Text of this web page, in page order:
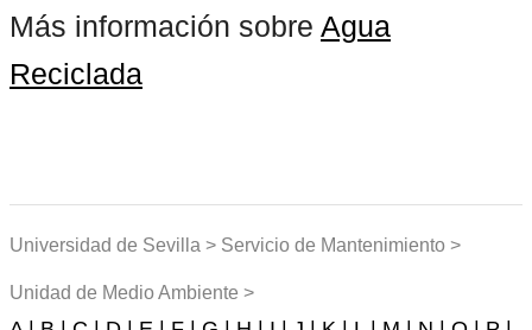
Más información sobre Agua
Reciclada
Universidad de Sevilla > Servicio de Mantenimiento >
Unidad de Medio Ambiente >